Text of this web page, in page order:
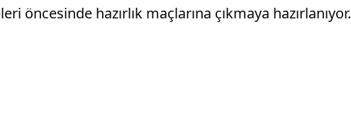
öncesinde hazırlık maçlarına çıkmaya hazırlanıyor.